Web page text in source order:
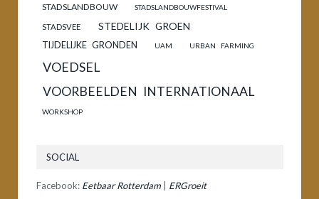
STADSLANDBOUW STADSLANDBOUWFESTIVAL
STADSVEE STEDELIJK GROEN
TIJDELIJKE GRONDEN UAM URBAN FARMING
VOEDSEL
VOORBEELDEN INTERNATIONAAL
WORKSHOP
SOCIAL
Facebook: Eetbaar Rotterdam ERGroeit